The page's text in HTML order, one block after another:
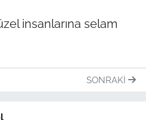
insanlarına selam
SONRAKI